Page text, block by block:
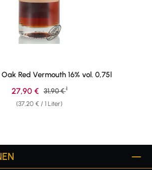
Oak Red Vermouth 16% vol. 0,75l
(37,20 € / 1 Liter)
Verkaufspreis:
27,90 € Regulärer Preis:
31,90 € 1